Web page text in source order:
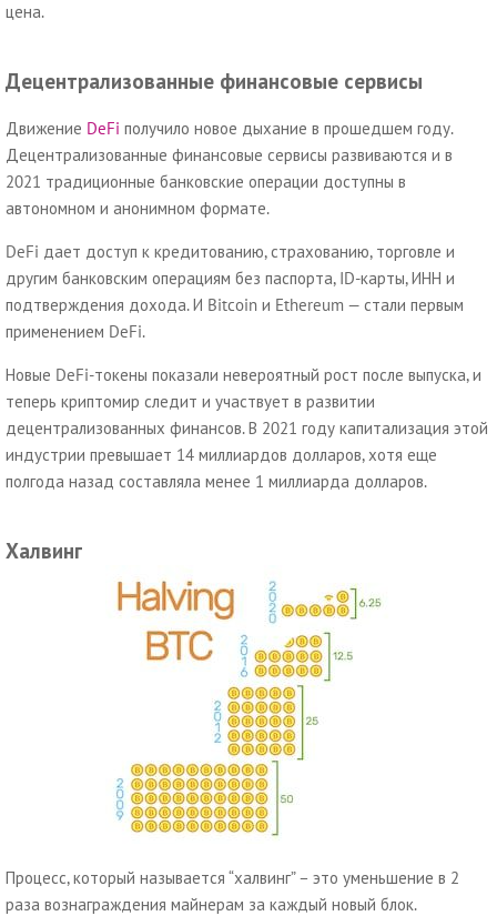
цена.
Децентрализованные финансовые сервисы
Движение DeFi получило новое дыхание в прошедшем году.
Децентрализованные финансовые сервисы развиваются и в
2021 традиционные банковские операции доступны в
автономном и анонимном формате.
DeFi дает доступ к кредитованию, страхованию, торговле и
другим банковским операциям без паспорта, ID-карты, ИНН и
подтверждения дохода. И Bitcoin и Ethereum — стали первым
применением DeFi.
Новые DeFi-токены показали невероятный рост после выпуска, и
теперь криптомир следит и участвует в развитии
децентрализованных финансов. В 2021 году капитализация этой
индустрии превышает 14 миллиардов долларов, хотя еще
полгода назад составляла менее 1 миллиарда долларов.
Халвинг
Процесс, который называется “халвинг” – это уменьшение в 2
раза вознаграждения майнерам за каждый новый блок.